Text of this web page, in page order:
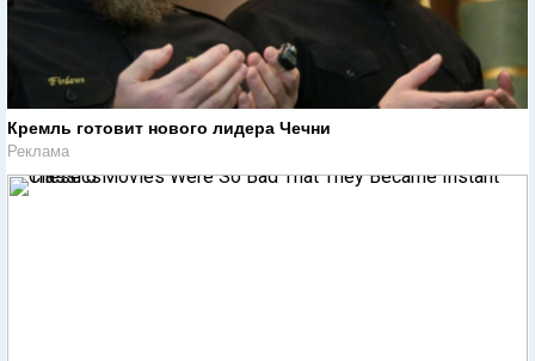
Кремль готовит нового лидера Чечни
Реклама